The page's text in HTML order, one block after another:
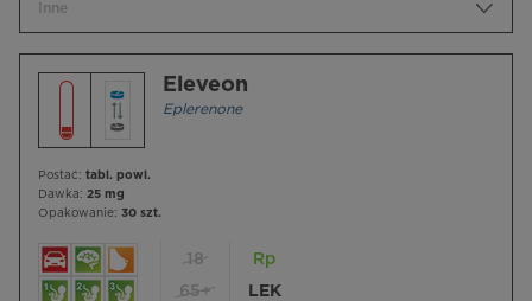
Inne
Eleveon
Eplerenone
Postać: tabl. powl.
Dawka: 25 mg
Opakowanie: 30 szt.
18
65+
Rp
LEK